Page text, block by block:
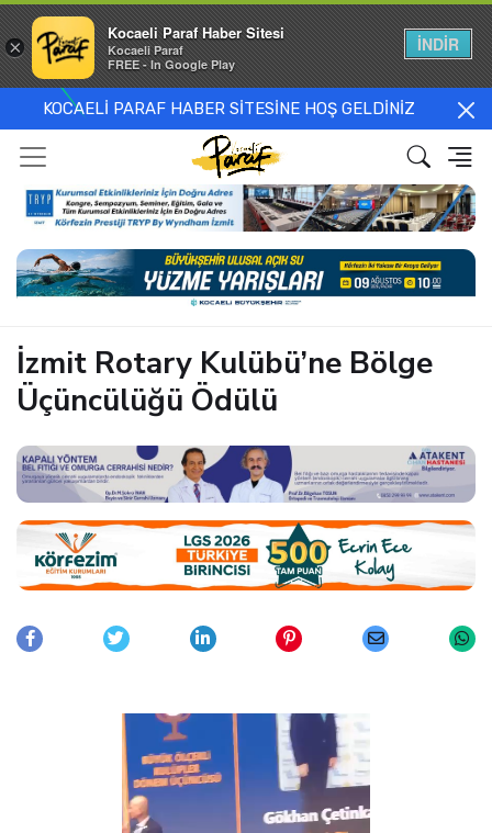
KOCAELİ PARAF HABER SİTESİNE HOŞ GELDİNİZ
İzmit Rotary Kulübü’ne Bölge
Üçüncülüğü Ödülü
×
Kocaeli Paraf Haber Sitesi
Kocaeli Paraf
FREE - In Google Play
İNDİR